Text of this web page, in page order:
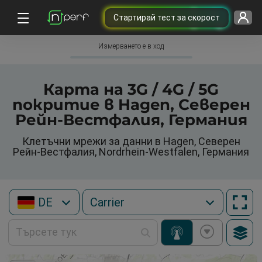
Cтартирай тест за скорост
Измерването е в ход
Карта на 3G / 4G / 5G
покритие в Hagen, Северен
Рейн-Вестфалия, Германия
Клетъчни мрежи за данни в Hagen, Северен
Рейн-Вестфалия, Nordrhein-Westfalen, Германия
DE